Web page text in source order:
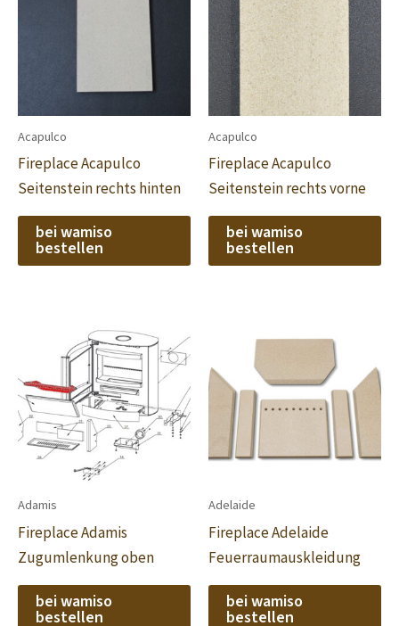
Acapulco
Fireplace Acapulco
Seitenstein rechts hinten
bei wamiso
bestellen
Acapulco
Fireplace Acapulco
Seitenstein rechts vorne
bei wamiso
bestellen
Adamis
Fireplace Adamis
Zugumlenkung oben
bei wamiso
bestellen
Adelaide
Fireplace Adelaide
Feuerraumauskleidung
bei wamiso
bestellen